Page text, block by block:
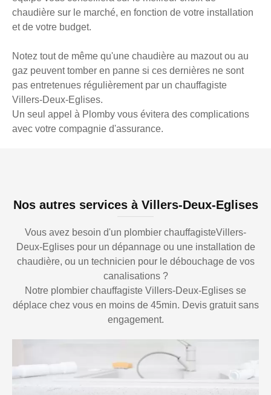
chaudière sur le marché, en fonction de votre installation
et de votre budget.
Notez tout de même qu'une chaudière au mazout ou au
gaz peuvent tomber en panne si ces dernières ne sont
pas entretenues régulièrement par un chauffagiste
Villers-Deux-Eglises.
Un seul appel à Plomby vous évitera des complications
avec votre compagnie d'assurance.
Nos autres services à Villers-Deux-Eglises
Vous avez besoin d'un plombier chauffagisteVillers-
Deux-Eglises pour un dépannage ou une installation de
chaudière, ou un technicien pour le débouchage de vos
canalisations ?
Notre plombier chauffagiste Villers-Deux-Eglises se
déplace chez vous en moins de 45min. Devis gratuit sans
engagement.